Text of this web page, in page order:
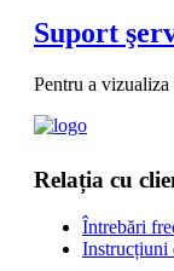
Suport
Pentru a
Relația cu
Întrebări
Instrucțiuni